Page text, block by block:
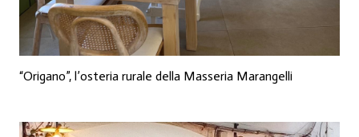
“Origano”, l’osteria rurale della Masseria Marangelli